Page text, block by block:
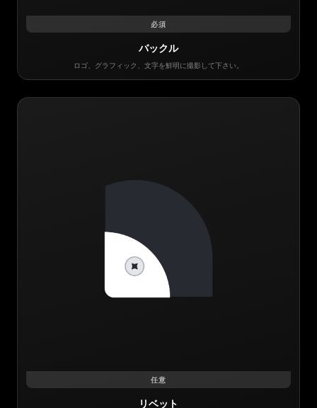
必須
バックル
ロゴ、グラフィック、文字を鮮明に撮影して下さい。
任意
リベット